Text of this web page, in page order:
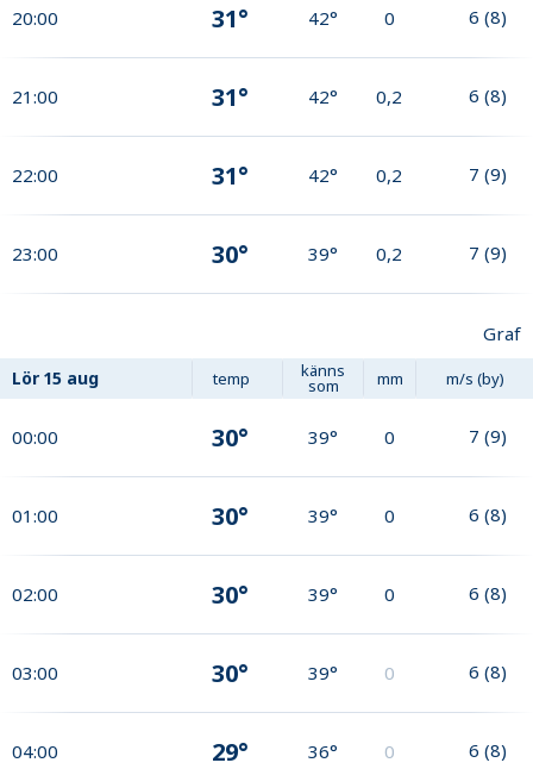
20:00 31° 42° 0 6 (8)
21:00 31° 42° 0,2 6 (8)
22:00 31° 42° 0,2 7 (9)
23:00 30° 39° 0,2 7 (9)
Graf
Lör 15 aug temp känns
som mm m/s (by)
00:00 30° 39° 0 7 (9)
01:00 30° 39° 0 6 (8)
02:00 30° 39° 0 6 (8)
03:00 30° 39° 0 6 (8)
04:00 29° 36° 0 6 (8)